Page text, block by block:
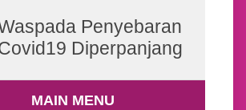
Penyebaran
Diperpanjang
MAIN MENU